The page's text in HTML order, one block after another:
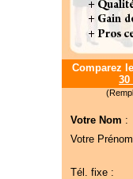
Comparez
30
Votre Nom :
Votre
Tél. fixe :